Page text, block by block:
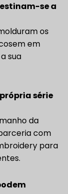
se a
os
em
sua
série
da
com
para